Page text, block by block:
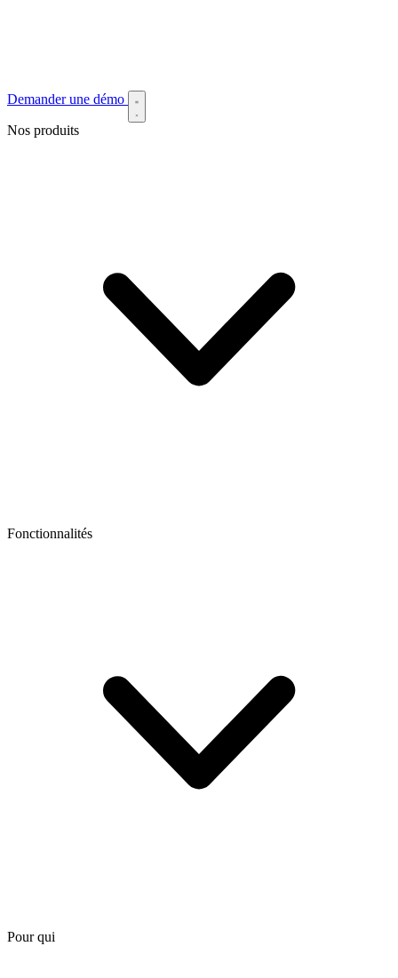
Demander une démo
Nos produits
Fonctionnalités
Pour qui